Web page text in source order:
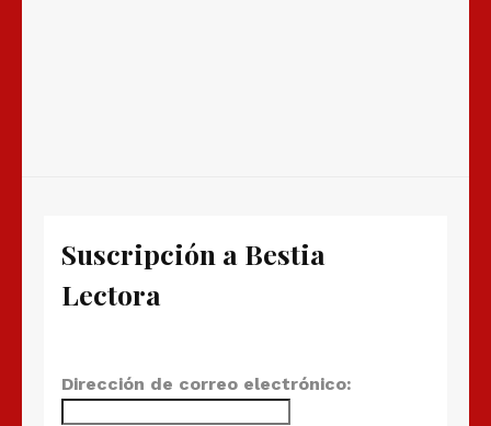
Suscripción a Bestia
Lectora
Dirección de correo electrónico: